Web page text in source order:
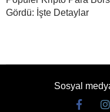
Gördü: İşte Detaylar
Sosyal